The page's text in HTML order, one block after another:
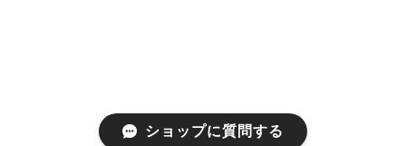
ショップに質問する